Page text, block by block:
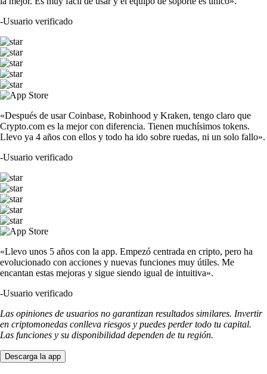
-Usuario verificado
«Después de usar Coinbase, Robinhood y Kraken, tengo claro que
Crypto.com es la mejor con diferencia. Tienen muchísimos tokens.
Llevo ya 4 años con ellos y todo ha ido sobre ruedas, ni un solo fallo».
-Usuario verificado
«Llevo unos 5 años con la app. Empezó centrada en cripto, pero ha
evolucionado con acciones y nuevas funciones muy útiles. Me
encantan estas mejoras y sigue siendo igual de intuitiva».
-Usuario verificado
Las opiniones de usuarios no garantizan resultados similares. Invertir
en criptomonedas conlleva riesgos y puedes perder todo tu capital.
Las funciones y su disponibilidad dependen de tu región.
Descarga la app